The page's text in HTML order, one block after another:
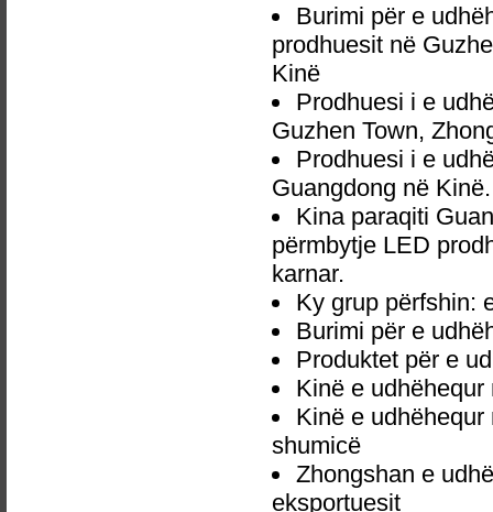
Burimi për e
prodhuesit në
Kinë
Prodhuesi i e
Guzhen Town,
Prodhuesi i e
Guangdong në Kinë.
Kina paraqiti
përmbytje LED
karnar.
Ky grup përfshin:
Burimi për e
Produktet për e
Kinë e
Kinë e
shumicë
Zhongshan e
eksportuesit